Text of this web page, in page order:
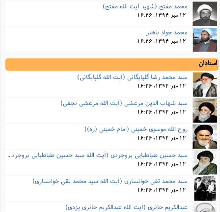
محمد مفتح (شهید آیت الله مفتح)
12 مهر 1394, 16:26
محمد جواد باهنر
12 مهر 1394, 16:26
استادان
سید محمد رضا گلپایگانی (آیت الله گلپایگانی)
12 مهر 1394, 16:26
سید شهاب الدین مرعشی (آیت الله مرعشی نجفی)
12 مهر 1394, 16:26
روح الله موسوی خمینی (امام خمینی (ره))
12 مهر 1394, 16:26
سید حسین طباطبایی بروجردی (آیت الله سید حسین طباطبایی بروجردی)
12 مهر 1394, 16:26
سید محمد تقی خوانساری (آیت الله سید محمد تقی خوانساری)
12 مهر 1394, 16:26
عبدالکریم حائری (آیت الله عبدالکریم حائری یزدی)